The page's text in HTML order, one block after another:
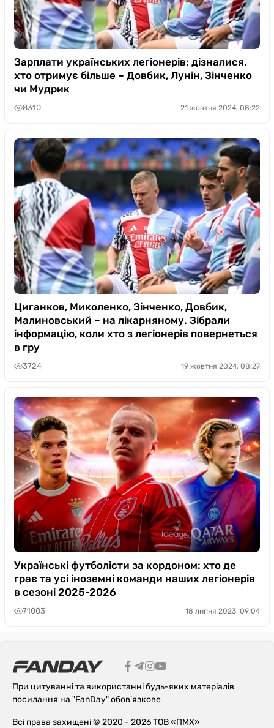
Зарплати українських легіонерів: дізналися,
хто отримує більше – Довбик, Лунін, Зінченко
чи Мудрик
8310 21 жовтня 2024, 08:22
Циганков, Миколенко, Зінченко, Довбик,
Малиновський – на лікарняному. Зібрали
інформацію, коли хто з легіонерів повернеться
в гру
3724 19 жовтня 2024, 08:27
Українські футболісти за кордоном: хто де
грає та усі іноземні команди наших легіонерів
в сезоні 2025-2026
71003 18 липня 2023, 09:04
При цитуванні та використанні будь-яких матеріалів
посилання на "FanDay" обов'язкове
Всі права захищені © 2020 - 2026 ТОВ «ПМХ»